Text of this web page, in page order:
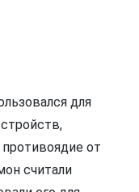
для
от
считали